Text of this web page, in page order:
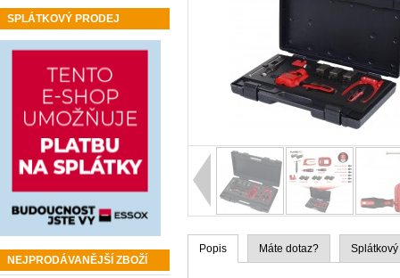
0100207S
nejiskřivý plochý (palcový) klíč
SPLÁTKOVÝ PRODEJ
NEJPRODÁVANĚJŠÍ ZBOŽÍ
Popis Máte dotaz?